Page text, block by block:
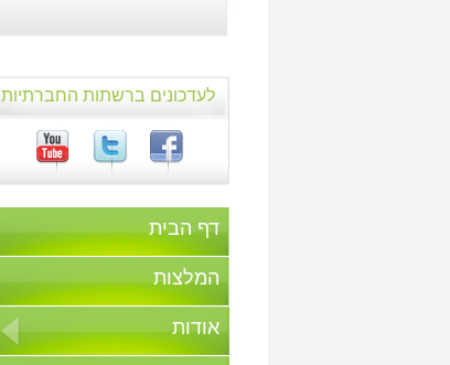
לעדכונים ברשתות החברתיות
דף הבית
המלצות
אודות